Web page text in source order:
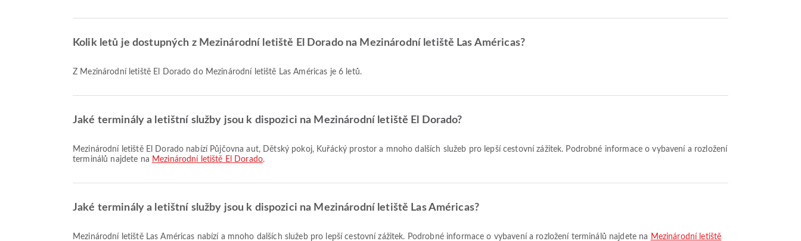
Kolik letů je dostupných z Mezinárodní letiště El Dorado na Mezinárodní letiště Las Américas?
Z Mezinárodní letiště El Dorado do Mezinárodní letiště Las Américas je 6 letů.
Jaké terminály a letištní služby jsou k dispozici na Mezinárodní letiště El Dorado?
Mezinárodní letiště El Dorado nabízí Půjčovna aut, Dětský pokoj, Kuřácký prostor a mnoho dalších služeb pro lepší cestovní zážitek. Podrobné informace o vybavení a rozložení
terminálů najdete na Mezinárodní letiště El Dorado.
Jaké terminály a letištní služby jsou k dispozici na Mezinárodní letiště Las Américas?
Mezinárodní letiště Las Américas nabízí a mnoho dalších služeb pro lepší cestovní zážitek. Podrobné informace o vybavení a rozložení terminálů najdete na Mezinárodní letiště